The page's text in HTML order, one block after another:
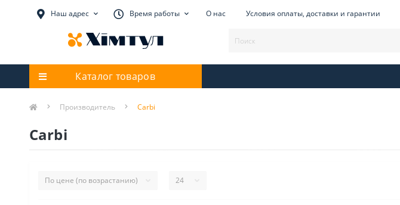
Наш адрес Время работы О нас Условия оплаты, доставки и гарантии
Каталог товаров
Производитель Carbi
Carbi